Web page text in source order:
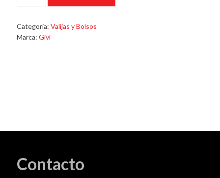
Deposito
Impermeable
GRT716
Categoría: Valijas y Bolsos
Marca: Givi
Contacto